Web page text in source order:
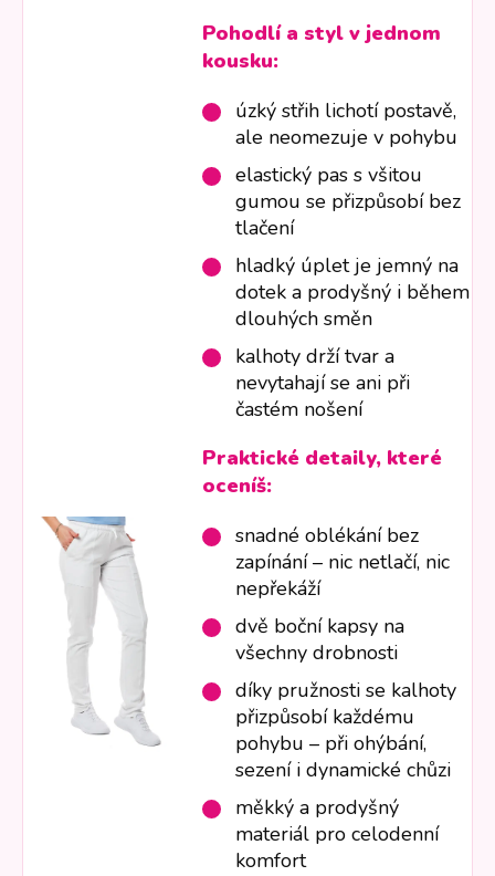
Pohodlí a styl v jednom
kousku:
úzký střih lichotí postavě,
ale neomezuje v pohybu
elastický pas s všitou
gumou se přizpůsobí bez
tlačení
hladký úplet je jemný na
dotek a prodyšný i během
dlouhých směn
kalhoty drží tvar a
nevytahají se ani při
častém nošení
Praktické detaily, které
oceníš:
snadné oblékání bez
zapínání – nic netlačí, nic
nepřekáží
dvě boční kapsy na
všechny drobnosti
díky pružnosti se kalhoty
přizpůsobí každému
pohybu – při ohýbání,
sezení i dynamické chůzi
měkký a prodyšný
materiál pro celodenní
komfort